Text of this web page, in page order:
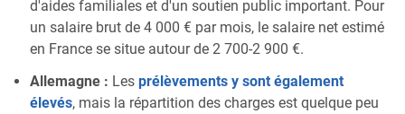
d'aides familiales et d'un soutien public important. Pour
un salaire brut de 4 000 € par mois, le salaire net estimé
en France se situe autour de 2 700-2 900 €.
Allemagne : Les prélèvements y sont également
élevés, mais la répartition des charges est quelque peu